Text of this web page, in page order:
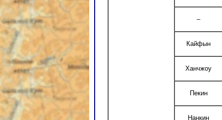
–
Кайфын
Ханчжоу
Пекин
Нанкин